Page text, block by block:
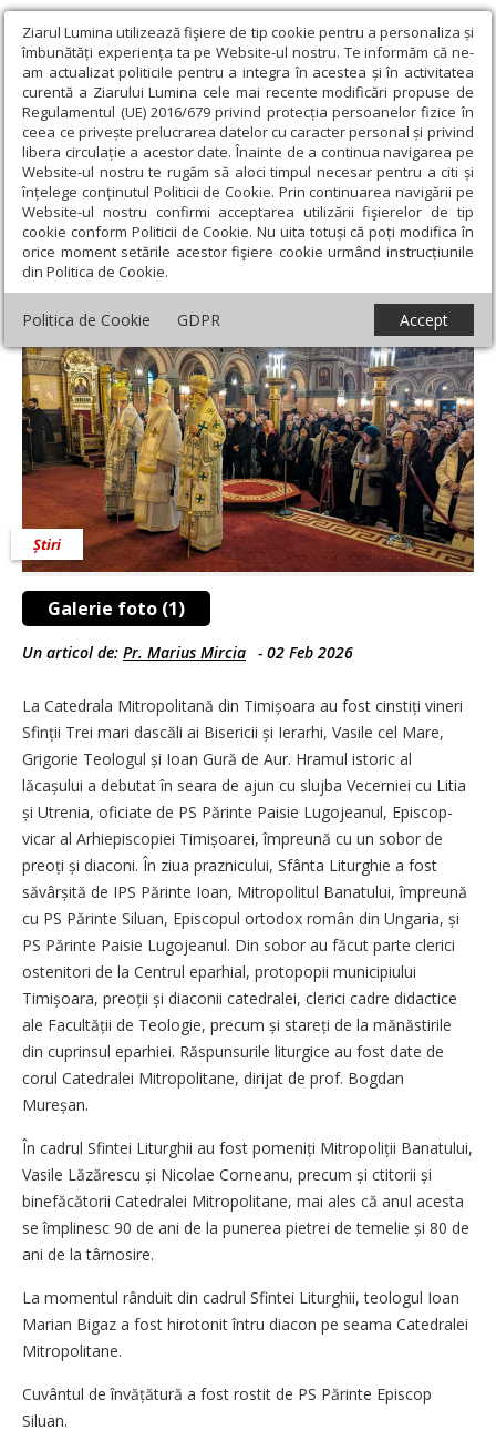
Ziarul Lumina utilizează fişiere de tip cookie pentru a personaliza și
îmbunătăți experiența ta pe Website-ul nostru. Te informăm că ne-
am actualizat politicile pentru a integra în acestea și în activitatea
curentă a Ziarului Lumina cele mai recente modificări propuse de
Regulamentul (UE) 2016/679 privind protecția persoanelor fizice în
ceea ce privește prelucrarea datelor cu caracter personal și privind
libera circulație a acestor date. Înainte de a continua navigarea pe
Website-ul nostru te rugăm să aloci timpul necesar pentru a citi și
înțelege conținutul Politicii de Cookie. Prin continuarea navigării pe
Website-ul nostru confirmi acceptarea utilizării fişierelor de tip
cookie conform Politicii de Cookie. Nu uita totuși că poți modifica în
orice moment setările acestor fişiere cookie urmând instrucțiunile
din Politica de Cookie.
Politica de Cookie GDPR Accept
Ziarul Lumina › Actualitate religioasă › Știri › Hramul istoric al
Catedralei Mitropolitane din Timișoara
Hramul istoric al Catedralei Mitropolitane
din Timișoara
Galerie foto (1)
Știri
Un articol de: Pr. Marius Mircia - 02 Feb 2026
La Catedrala Mitropolitană din Timișoara au fost cinstiți vineri
Sfinții Trei mari dascăli ai Bisericii și Ierarhi, Vasile cel Mare,
Grigorie Teologul și Ioan Gură de Aur. Hramul istoric al
lăcașului a debutat în seara de ajun cu slujba Vecerniei cu Litia
și Utrenia, oficiate de PS Părinte Paisie Lugojeanul, Episcop-
vicar al Arhiepiscopiei Timi­șoarei, împreună cu un sobor de
preoți și diaconi. În ziua praznicului, Sfânta Liturghie a fost
săvârșită de IPS Părinte Ioan, Mitropolitul Banatului, împreună
cu PS Părinte Siluan, Episcopul ortodox român din Ungaria, și
PS Părinte Paisie Lugojeanul. Din sobor au făcut parte clerici
ostenitori de la Centrul eparhial, protopopii municipiului
Timișoara, preoții și diaconii catedralei, clerici cadre didactice
ale Facultății de Teologie, precum și stareți de la mănăstirile
din cuprinsul eparhiei. Răspunsurile liturgice au fost date de
corul Catedralei Mitropolitane, dirijat de prof. Bogdan
Mureșan.
În cadrul Sfintei Liturghii au fost pomeniți Mitropoliții Banatului,
Vasile Lăzărescu și Nicolae Corneanu, precum și ctitorii și
binefăcătorii Catedralei Mitropolitane, mai ales că anul acesta
se împlinesc 90 de ani de la punerea pietrei de temelie și 80 de
ani de la târnosire.
La momentul rânduit din cadrul Sfintei Liturghii, teologul Ioan
Marian Bigaz a fost hirotonit întru diacon pe seama Catedralei
Mitropolitane.
Cuvântul de învățătură a fost rostit de PS Părinte Episcop
Siluan.